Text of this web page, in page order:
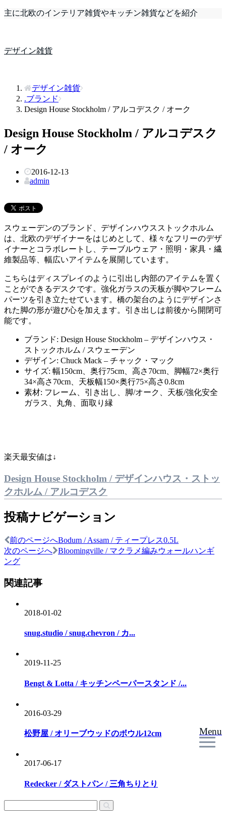
主に北欧のインテリア雑貨やキッチン雑貨などを紹介
デザイン雑貨
Menu
デザイン雑貨
.ブランド
Design House Stockholm / アルコデスク / オーク
Design House Stockholm / アルコデスク
/ オーク
2016-12-13
admin
スウェーデンのブランド、デザインハウスストックホルム
は、北欧のデザイナーをはじめとして、様々なフリーのデザ
イナーとコラボレートし、テーブルウェア・照明・家具・繊
維製品等、幅広いアイテムを展開しています。
こちらはディスプレイのように引出し内部のアイテムを置く
ことができるデスクです。強化ガラスの天板が脚やフレーム
パーツを引き立たせています。橋の架台のようにデザインさ
れた脚の形が遊び心を加えます。引き出しは前後から開閉可
能です。
ブランド: Design House Stockholm – デザインハウス・
ストックホルム / スウェーデン
デザイン: Chuck Mack – チャック・マック
サイズ: 幅150cm、奥行75cm、高さ70cm、脚幅72×奥行
34×高さ70cm、天板幅150×奥行75×高さ0.8cm
素材: フレーム、引き出し、脚/オーク、天板/強化安全
ガラス、丸角、面取り縁
楽天最安値は↓
Design House Stockholm / デザインハウス・ストッ
クホルム / アルコデスク
投稿ナビゲーション
前のページへBodum / Assam / ティープレス0.5L
次のページへ
Bloomingville / マクラメ編みウォールハンギ
ング
関連記事
2018-01-02
snug.studio / snug.chevron / カ...
2019-11-25
Bengt & Lotta / キッチンペーパースタンド /...
2016-03-29
松野屋 / オリーブウッドのボウル12cm
2017-06-17
Redecker / ダストパン / 三角ちりとり